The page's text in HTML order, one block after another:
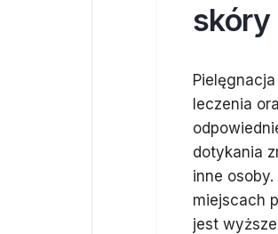
skóry
leczenia
dotykania
inne
miejscach
jest